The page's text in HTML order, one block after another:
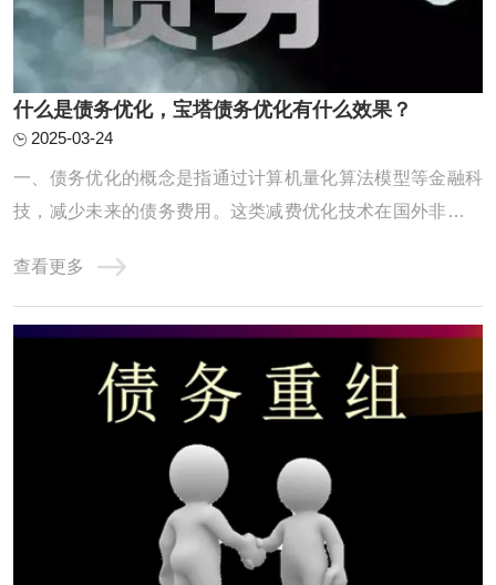
什么是债务优化，宝塔债务优化有什么效果？
2025-03-24
一、债务优化的概念是指通过计算机量化算法模型等金融科
技，减少未来的债务费用。这类减费优化技术在国外非常普
务优化的具体形式使用大数据、算法模型等先进的技术工
具，在保障借款人隐私的前提下，对上千万种不同的还款方
案进行自动测算，根据借款人的收入和债务情 ...
查看更多